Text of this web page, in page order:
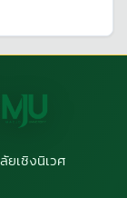
ยเชิงนิเวศ